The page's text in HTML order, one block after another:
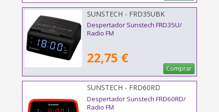
SUNSTECH - FRD35UBK
Despertador Sunstech FRD35U/
Radio FM
22,75 €
Comprar
SUNSTECH - FRD60RD
Despertador Sunstech FRD60RD/
Radio FM